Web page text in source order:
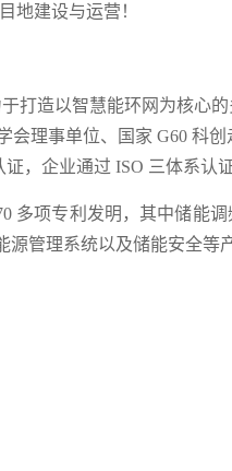
地建设与运营！
打造以智慧能环网为核心
会理事单位、国家 G60 科创
证，企业通过 ISO 三体系认证
多项专利发明，其中储能调
源管理系统以及储能安全等